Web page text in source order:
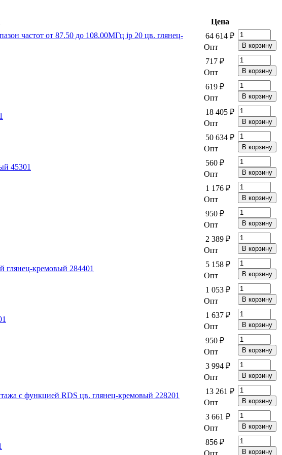
Цена
частот от 87.50 до 108.00МГц ip 20 цв. глянец-
64 614 ₽
Опт
717 ₽
Опт
619 ₽
Опт
18 405 ₽
Опт
50 634 ₽
Опт
45301
560 ₽
Опт
1 176 ₽
Опт
950 ₽
Опт
2 389 ₽
Опт
кремовый 284401
5 158 ₽
Опт
1 053 ₽
Опт
1 637 ₽
Опт
950 ₽
Опт
3 994 ₽
Опт
с функцией RDS цв. глянец-кремовый 228201
13 261 ₽
Опт
3 661 ₽
Опт
856 ₽